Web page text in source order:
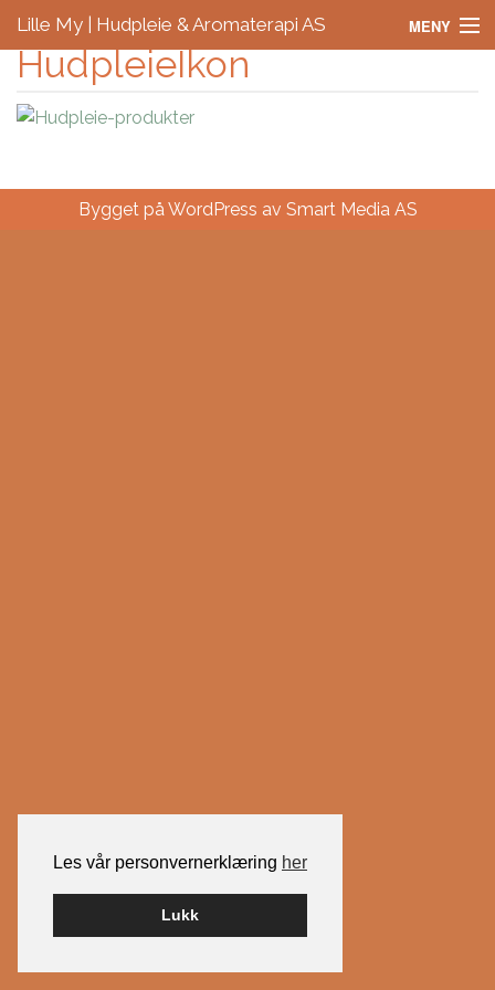
Les vår personvernerklæring her
Lukk
Lille My | Hudpleie & Aromaterapi AS MENY
Hjem
Våre Behandlinger
HudpleieIkon
Bygget på WordPress av Smart Media AS